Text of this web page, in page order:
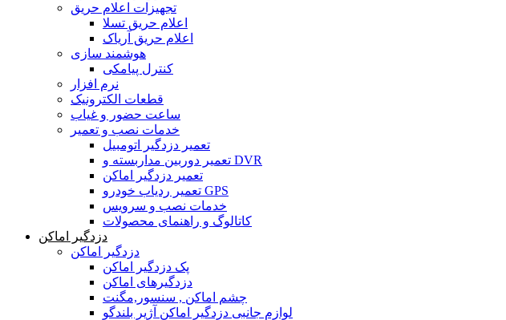
تجهیزات اعلام حریق
اعلام حریق تسلا
اعلام حریق آریاک
هوشمند سازی
کنترل پیامکی
نرم افزار
قطعات الکترونیک
ساعت حضور و غیاب
خدمات نصب و تعمیر
تعمیر دزدگیر اتومبیل
تعمیر دوربین مداربسته و DVR
تعمیر دزدگیر اماکن
تعمیر ردیاب خودرو GPS
خدمات نصب و سرویس
کاتالوگ و راهنمای محصولات
دزدگیر اماکن
دزدگیر اماکن
پک دزدگیر اماکن
دزدگیرهای اماکن
چشم اماکن , سنسور,مگنت
لوازم جانبی دزدگیر اماکن آژیر بلندگو